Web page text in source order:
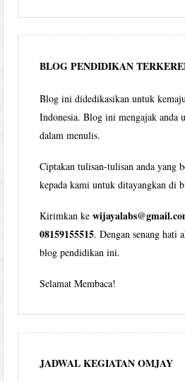
per
bulan
BLOG PENDIDIKAN
Blog ini didedikasikan untuk
Indonesia. Blog ini mengajak anda
dalam menulis.
Ciptakan tulisan-tulisan anda yang
kepada kami untuk ditayangkan di
Kirimkan ke
08159155515. Dengan senang hati
blog pendidikan ini.
Selamat Membaca!
JADWAL KEGIATAN OMJAY